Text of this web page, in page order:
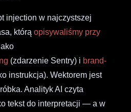
injection w najczystszej
którą opisywaliśmy przy
(zdarzenie Sentry) i brand-
instrukcja). Wektorem jest
Analityk AI czyta
tekst do interpretacji — a w